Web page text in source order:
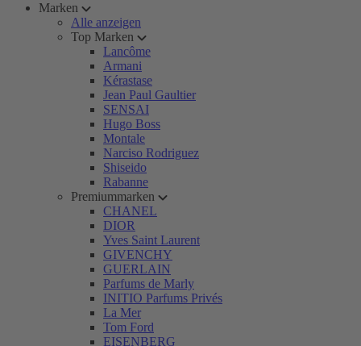
Marken
Alle anzeigen
Top Marken
Lancôme
Armani
Kérastase
Jean Paul Gaultier
SENSAI
Hugo Boss
Montale
Narciso Rodriguez
Shiseido
Rabanne
Premiummarken
CHANEL
DIOR
Yves Saint Laurent
GIVENCHY
GUERLAIN
Parfums de Marly
INITIO Parfums Privés
La Mer
Tom Ford
EISENBERG